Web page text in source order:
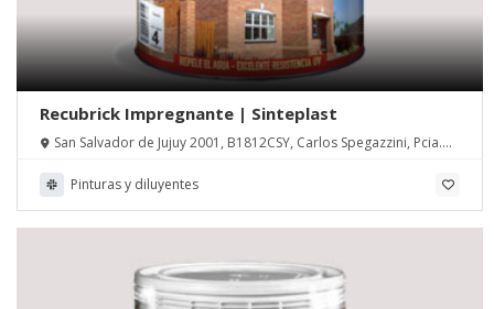
Recubrick Impregnante | Sinteplast
San Salvador de Jujuy 2001, B1812CSY, Carlos Spegazzini, Pcia.
Pinturas y diluyentes